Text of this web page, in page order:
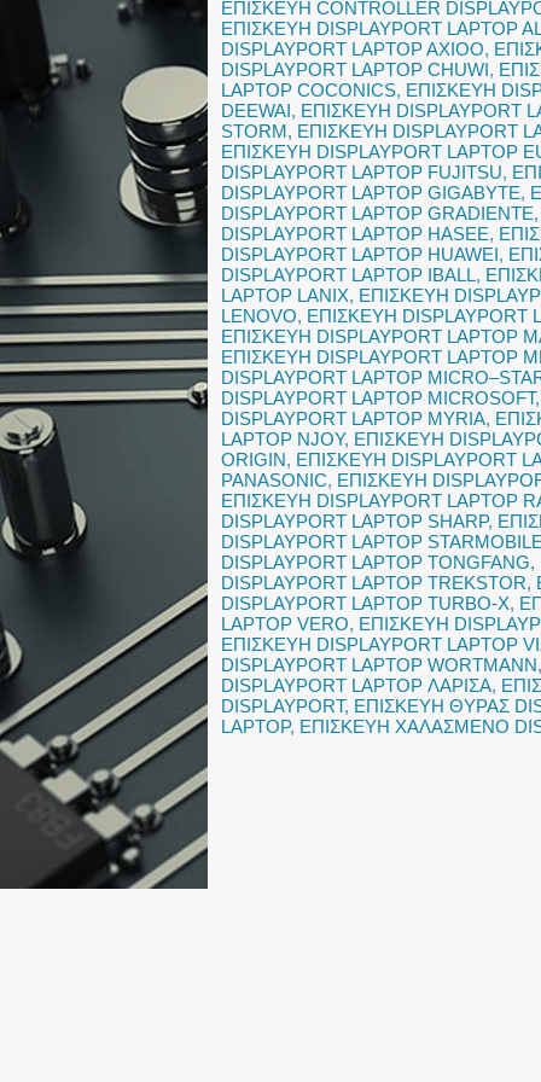
ΕΠΙΣΚΕΥΗ CONTROLLER
ΕΠΙΣΚΕΥΗ DISPLAYPORT LAPTOP
DISPLAYPORT LAPTOP AXIOO,
DISPLAYPORT LAPTOP CHUWI,
LAPTOP COCONICS, ΕΠΙΣΚΕΥΗ
DEEWAI, ΕΠΙΣΚΕΥΗ DISPLAYPORT
STORM, ΕΠΙΣΚΕΥΗ DISPLAYPORT
ΕΠΙΣΚΕΥΗ DISPLAYPORT LAPTOP
DISPLAYPORT LAPTOP FUJITSU,
DISPLAYPORT LAPTOP GIGABYTE,
DISPLAYPORT LAPTOP GRADIENTE
DISPLAYPORT LAPTOP HASEE,
DISPLAYPORT LAPTOP HUAWEI,
DISPLAYPORT LAPTOP IBALL,
LAPTOP LANIX, ΕΠΙΣΚΕΥΗ
LENOVO, ΕΠΙΣΚΕΥΗ DISPLAYPORT
ΕΠΙΣΚΕΥΗ DISPLAYPORT LAPTOP
ΕΠΙΣΚΕΥΗ DISPLAYPORT LAPTOP
DISPLAYPORT LAPTOP
DISPLAYPORT LAPTOP MICROSOFT
DISPLAYPORT LAPTOP MYRIA,
LAPTOP NJOY, ΕΠΙΣΚΕΥΗ
ORIGIN, ΕΠΙΣΚΕΥΗ DISPLAYPORT
PANASONIC, ΕΠΙΣΚΕΥΗ
ΕΠΙΣΚΕΥΗ DISPLAYPORT LAPTOP
DISPLAYPORT LAPTOP SHARP,
DISPLAYPORT LAPTOP
DISPLAYPORT LAPTOP TONGFANG,
DISPLAYPORT LAPTOP TREKSTOR,
DISPLAYPORT LAPTOP TURBO-X,
LAPTOP VERO, ΕΠΙΣΚΕΥΗ
ΕΠΙΣΚΕΥΗ DISPLAYPORT LAPTOP
DISPLAYPORT LAPTOP WORTMANN
DISPLAYPORT LAPTOP ΛΑΡΙΣΑ,
DISPLAYPORT, ΕΠΙΣΚΕΥΗ ΘΥΡΑΣ
LAPTOP, ΕΠΙΣΚΕΥΗ ΧΑΛΑΣΜΕΝΟ